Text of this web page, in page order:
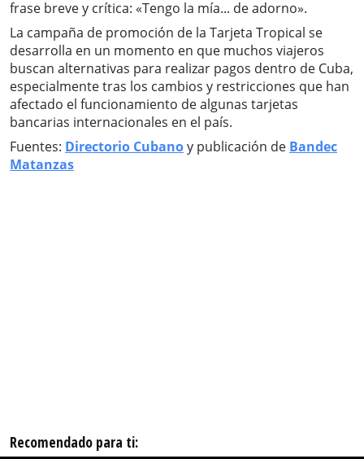
frase breve y crítica: «Tengo la mía... de adorno».
La campaña de promoción de la Tarjeta Tropical se
desarrolla en un momento en que muchos viajeros
buscan alternativas para realizar pagos dentro de Cuba,
especialmente tras los cambios y restricciones que han
afectado el funcionamiento de algunas tarjetas
bancarias internacionales en el país.
Fuentes: Directorio Cubanoy publicación de Bandec
Matanzas
Recomendado para ti: